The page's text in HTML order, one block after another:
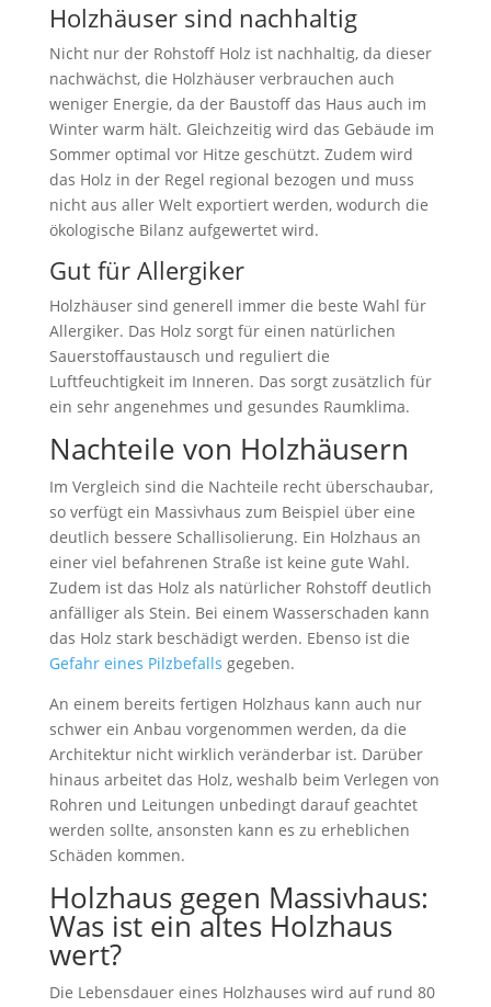
Holzhäuser sind nachhaltig
Nicht nur der Rohstoff Holz ist nachhaltig, da dieser
nachwächst, die Holzhäuser verbrauchen auch
weniger Energie, da der Baustoff das Haus auch im
Winter warm hält. Gleichzeitig wird das Gebäude im
Sommer optimal vor Hitze geschützt. Zudem wird
das Holz in der Regel regional bezogen und muss
nicht aus aller Welt exportiert werden, wodurch die
ökologische Bilanz aufgewertet wird.
Gut für Allergiker
Holzhäuser sind generell immer die beste Wahl für
Allergiker. Das Holz sorgt für einen natürlichen
Sauerstoffaustausch und reguliert die
Luftfeuchtigkeit im Inneren. Das sorgt zusätzlich für
ein sehr angenehmes und gesundes Raumklima.
Nachteile von Holzhäusern
Im Vergleich sind die Nachteile recht überschaubar,
so verfügt ein Massivhaus zum Beispiel über eine
deutlich bessere Schallisolierung. Ein Holzhaus an
einer viel befahrenen Straße ist keine gute Wahl.
Zudem ist das Holz als natürlicher Rohstoff deutlich
anfälliger als Stein. Bei einem Wasserschaden kann
das Holz stark beschädigt werden. Ebenso ist die
Gefahr eines Pilzbefalls gegeben.
An einem bereits fertigen Holzhaus kann auch nur
schwer ein Anbau vorgenommen werden, da die
Architektur nicht wirklich veränderbar ist. Darüber
hinaus arbeitet das Holz, weshalb beim Verlegen von
Rohren und Leitungen unbedingt darauf geachtet
werden sollte, ansonsten kann es zu erheblichen
Schäden kommen.
Holzhaus gegen Massivhaus:
Was ist ein altes Holzhaus
wert?
Die Lebensdauer eines Holzhauses wird auf rund 80